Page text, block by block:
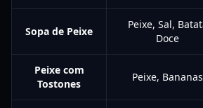
Sopa de Peixe
Peixe, Sal,
Doce
Peixe com
Tostones
Peixe, Bananas